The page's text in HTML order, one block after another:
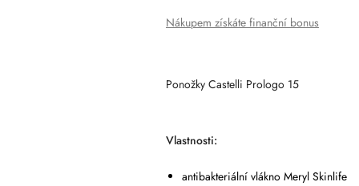
Nákupem získáte finanční bonus
Ponožky Castelli Prologo 15
Vlastnosti:
antibakteriální vlákno Meryl Skinlife